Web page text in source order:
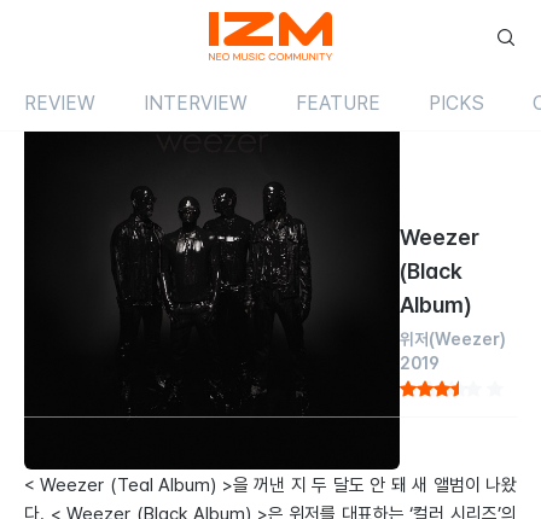
REVIEW INTERVIEW FEATURE PICKS
Weezer
(Black
Album)
위저(Weezer)
2019
< Weezer (Teal Album) >을 꺼낸 지 두 달도 안 돼 새 앨범이 나왔
다. < Weezer (Black Album) >은 위저를 대표하는 ‘컬러 시리즈’의